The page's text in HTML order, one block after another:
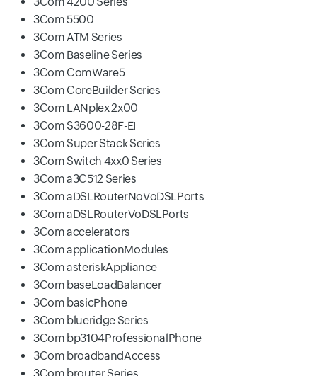
3Com 5500
3Com ATM Series
3Com Baseline Series
3Com ComWare5
3Com CoreBuilder Series
3Com LANplex 2x00
3Com S3600-28F-EI
3Com Super Stack Series
3Com Switch 4xx0 Series
3Com a3C512 Series
3Com aDSLRouterNoVoDSLPorts
3Com aDSLRouterVoDSLPorts
3Com accelerators
3Com applicationModules
3Com asteriskAppliance
3Com baseLoadBalancer
3Com basicPhone
3Com blueridge Series
3Com bp3104ProfessionalPhone
3Com broadbandAccess